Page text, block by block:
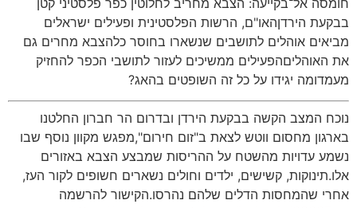
בבקעת הירדןהאו"ם, הרשות הפלסטינית ופעילים ישראלים
מביאים אוהלים לתושבים שנשארו בחוסר כלהצבא מחרים גם
את האוהליםהפעילים ממשיכים לעזור לתושבי הכפר להחזיק
מעמדומה יגידו על כל זה השופטים בהאג?
נוכח המצב הקשה בבקעת הירדן ובדרום הר חברון החלטנו
בארגון מחסום ווטש לצאת ב"זום חירום",מפגש מקוון נוסף שבו
נשמע עדויות מהשטח על ההריסות שמבצע הצבא באזורים
אלו.תינוקות, קשישים, ילדים וחולים נשארים חשופים לקור העז,
אחרי שהמחסות הדלים שלהם נהרסו.הקישור להרשמה